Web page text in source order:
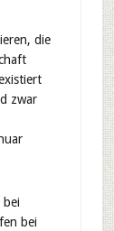
die
zwar
bei
bei